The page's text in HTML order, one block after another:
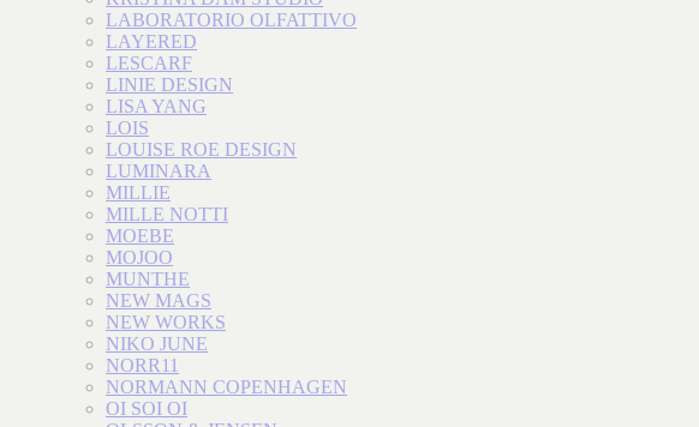
LABORATORIO OLFATTIVO
LAYERED
LESCARF
LINIE DESIGN
LISA YANG
LOIS
LOUISE ROE DESIGN
LUMINARA
MILLIE
MILLE NOTTI
MOEBE
MOJOO
MUNTHE
NEW MAGS
NEW WORKS
NIKO JUNE
NORR11
NORMANN COPENHAGEN
OI SOI OI